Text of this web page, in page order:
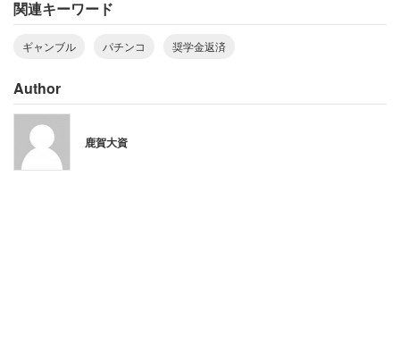
ない生活をしていました」という。
「当時は半年に1回、学費の納期日がありました。で
も、その日が近づくたびに、焦る気持ちと親への申
し訳なさが募りました。今でも負けてお金がなくな
ると、心が締め付けられるような気持ちになり、親
関連キーワード
ギャンブル パチンコ 奨学金返済
Author
鹿賀大資